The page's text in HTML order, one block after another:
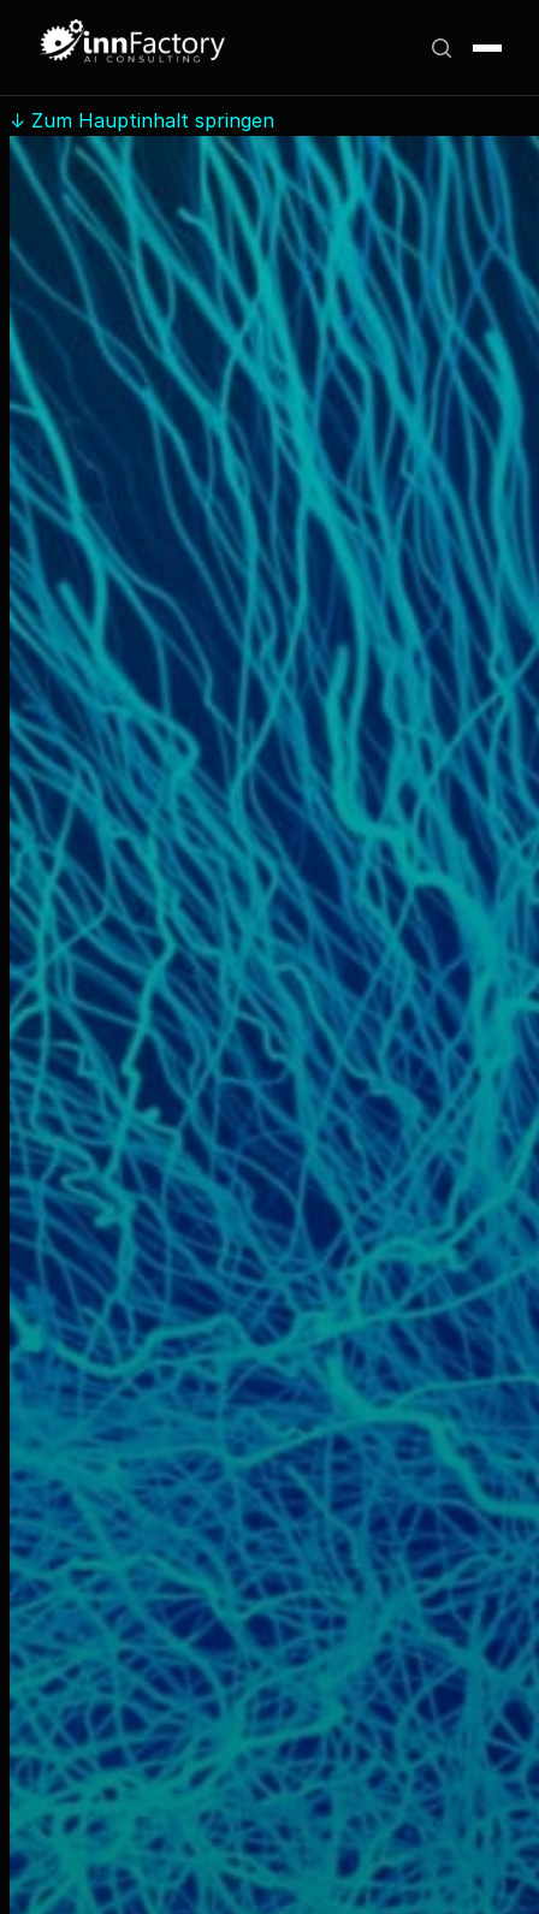
↓ Zum Hauptinhalt springen